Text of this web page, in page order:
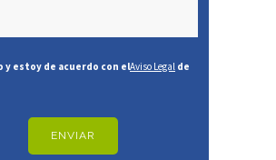
y estoy de acuerdo con elAviso Legal de